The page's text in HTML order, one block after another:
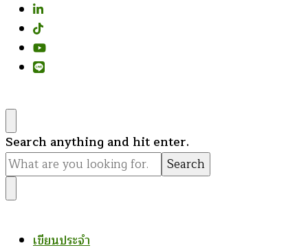
Looking
for
Something?
Search anything and hit enter.
เขียนประจำ